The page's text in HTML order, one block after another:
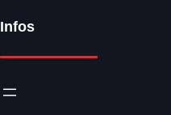
Infos